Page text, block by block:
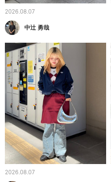
2026.08.07
中辻 勇哉
2026.08.07